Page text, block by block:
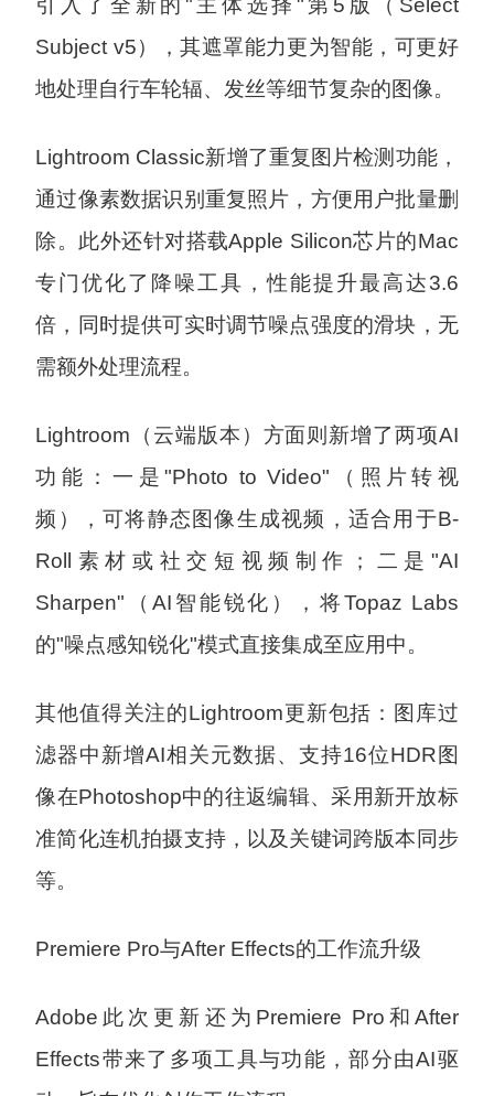
引入了全新的"主体选择"第5版（Select
Subject v5），其遮罩能力更为智能，可更好
地处理自行车轮辐、发丝等细节复杂的图像。
Lightroom Classic新增了重复图片检测功能，
通过像素数据识别重复照片，方便用户批量删
除。此外还针对搭载Apple Silicon芯片的Mac
专门优化了降噪工具，性能提升最高达3.6
倍，同时提供可实时调节噪点强度的滑块，无
需额外处理流程。
Lightroom（云端版本）方面则新增了两项AI
功能：一是"Photo to Video"（照片转视
频），可将静态图像生成视频，适合用于B-
Roll素材或社交短视频制作；二是"AI
Sharpen"（AI智能锐化），将Topaz Labs
的"噪点感知锐化"模式直接集成至应用中。
其他值得关注的Lightroom更新包括：图库过
滤器中新增AI相关元数据、支持16位HDR图
像在Photoshop中的往返编辑、采用新开放标
准简化连机拍摄支持，以及关键词跨版本同步
等。
Premiere Pro与After Effects的工作流升级
Adobe此次更新还为Premiere Pro和After
Effects带来了多项工具与功能，部分由AI驱